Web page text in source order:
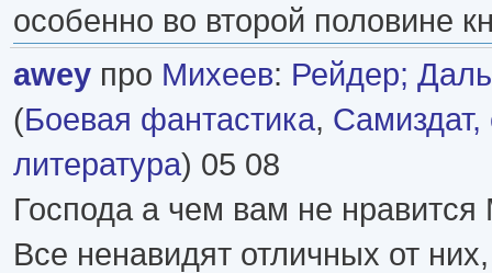
особенно во второй половине
awey про Михеев: Рейдер;
(Боевая фантастика, Самиздат,
литература) 05 08
Господа а чем вам не
Все ненавидят отличных от